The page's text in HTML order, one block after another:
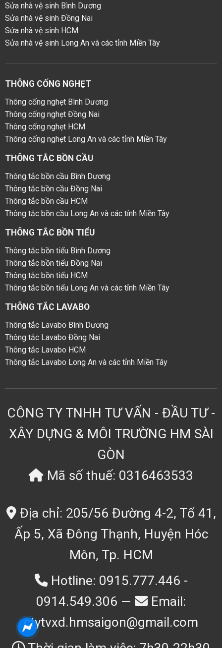
Sửa nhà vệ sinh Bình Dương
Sửa nhà vệ sinh Đồng Nai
Sửa nhà vệ sinh HCM
Sửa nhà vệ sinh Long An và các tỉnh Miền Tây
THÔNG CỐNG NGHẸT
Thông cống nghẹt Bình Dương
Thông cống nghẹt Đồng Nai
Thông cống nghẹt HCM
Thông cống nghẹt Long An và các tỉnh Miền Tây
THÔNG TẮC BỒN CẦU
Thông tắc bồn cầu Bình Dương
Thông tắc bồn cầu Đồng Nai
Thông tắc bồn cầu HCM
Thông tắc bồn cầu Long An và các tỉnh Miền Tây
THÔNG TẮC BỒN TIỂU
Thông tắc bồn tiểu Bình Dương
Thông tắc bồn tiểu Đồng Nai
Thông tắc bồn tiểu HCM
Thông tắc bồn tiểu Long An và các tỉnh Miền Tây
THÔNG TẮC LAVABO
Thông tắc Lavabo Bình Dương
Thông tắc Lavabo Đồng Nai
Thông tắc Lavabo HCM
Thông tắc Lavabo Long An và các tỉnh Miền Tây
CÔNG TY TNHH TƯ VẤN - ĐẦU TƯ -
XÂY DỰNG & MÔI TRƯỜNG HM SÀI
GÒN
Mã số thuế: 0316463533
Địa chỉ: 205/56 Đường 4-2, Tổ 41,
Ấp 5, Xã Đông Thạnh, Huyện Hóc
Môn, Tp. HCM
Hotline: 0915.777.446 -
0914.549.306 —
Email:
ctytvxd.hmsaigon@gmail.com